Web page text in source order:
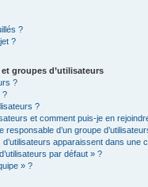
?
?
groupes d’utilisateurs
?
?
?
et comment puis-je en
responsable d’un groupe
apparaissent dans une
par défaut » ?
» ?